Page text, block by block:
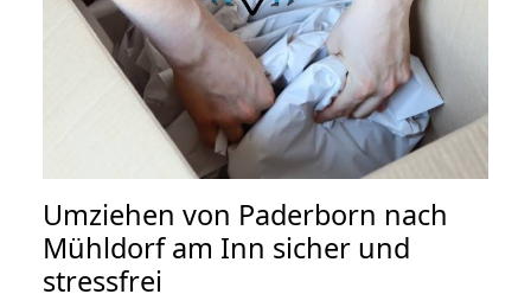
Umziehen von Paderborn nach
Mühldorf am Inn sicher und
stressfrei